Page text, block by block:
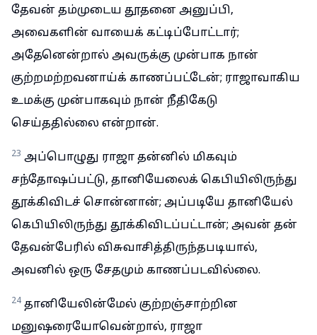
தேவன் தம்முடைய தூதனை அனுப்பி,
அவைகளின் வாயைக் கட்டிப்போட்டார்;
அதேனென்றால் அவருக்கு முன்பாக நான்
குற்றமற்றவனாய்க் காணப்பட்டேன்; ராஜாவாகிய
உமக்கு முன்பாகவும் நான் நீதிகேடு
செய்ததில்லை என்றான்.
23 அப்பொழுது ராஜா தன்னில் மிகவும்
சந்தோஷப்பட்டு, தானியேலைக் கெபியிலிருந்து
தூக்கிவிடச் சொன்னான்; அப்படியே தானியேல்
கெபியிலிருந்து தூக்கிவிடப்பட்டான்; அவன் தன்
தேவன்பேரில் விசுவாசித்திருந்தபடியால்,
அவனில் ஒரு சேதமும் காணப்படவில்லை.
24 தானியேலின்மேல் குற்றஞ்சாற்றின
மனுஷரையோவென்றால், ராஜா